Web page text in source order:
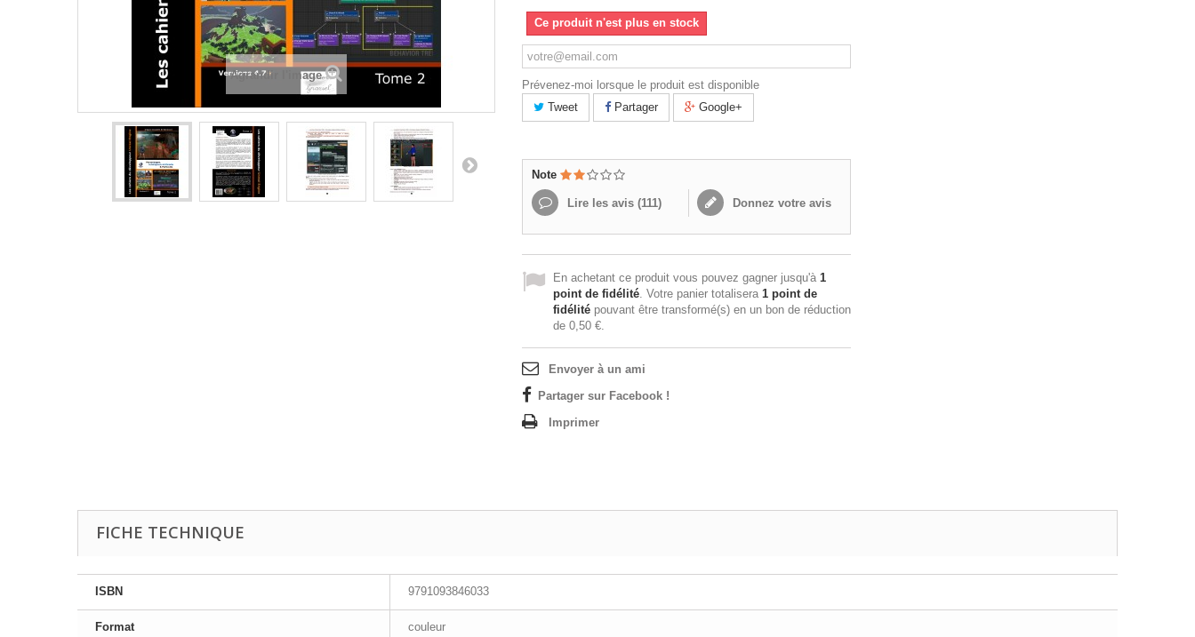
Agrandir l'image
Ce produit n'est plus en stock
Prévenez-moi lorsque le produit est disponible
Tweet
Partager Google+
Note
Lire les avis (111) Donnez votre avis
En achetant ce produit vous pouvez gagner jusqu'à 1
point de fidélité. Votre panier totalisera 1 point de
fidélité pouvant être transformé(s) en un bon de réduction
de 0,50 €.
Envoyer à un ami
Partager sur Facebook !
Imprimer
FICHE TECHNIQUE
ISBN 9791093846033
Format couleur